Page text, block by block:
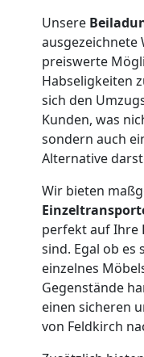
Unsere
ausgezeichnete
preiswerte
Habseligkeiten
sich den
Kunden, was
sondern auch
Alternative
Wir bieten
perfekt auf Ihre
sind. Egal ob es
einzelnes
Gegenstände
einen sicheren
von Feldkirch
Umzug